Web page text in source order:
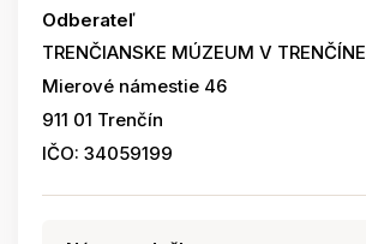
Odberateľ
TRENČIANSKE MÚZEUM V TRENČÍNE
Mierové námestie 46
911 01 Trenčín
IČO: 34059199